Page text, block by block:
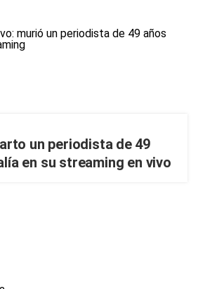
un periodista de 49
en su streaming en vivo